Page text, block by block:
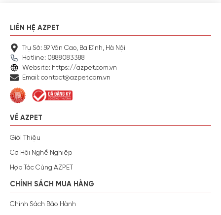
LIÊN HỆ AZPET
Trụ Sở: 59 Văn Cao, Ba Đình, Hà Nội
Hotline: 0888083388
Website: https://azpet.com.vn
Email: contact@azpet.com.vn
VỀ AZPET
Giới Thiệu
Cơ Hội Nghề Nghiệp
Hợp Tác Cùng AZPET
CHÍNH SÁCH MUA HÀNG
Chính Sách Bảo Hành